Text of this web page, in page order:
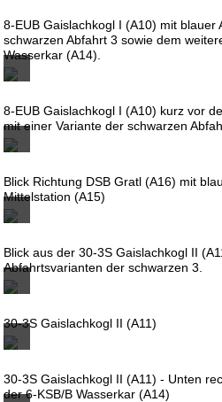
8-EUB Gaislachkogl I (A10) mit blauer
schwarzen Abfahrt 3 sowie dem
Wasserkar (A14).
8-EUB Gaislachkogl I (A10) kurz vor
mit einer Variante der schwarzen
Blick Richtung DSB Gratl (A16) mit
Mittelstation (A15)
Blick aus der 30-3S Gaislachkogl II
Abfahrtsvarianten der schwarzen 3.
30-3S Gaislachkogl II (A11)
30-3S Gaislachkogl II (A11) - Unten
der 6-KSB/B Wasserkar (A14)